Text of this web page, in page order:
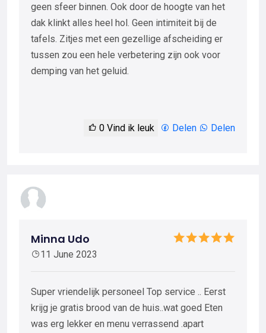
geen sfeer binnen. Ook door de hoogte van het
dak klinkt alles heel hol. Geen intimiteit bij de
tafels. Zitjes met een gezellige afscheiding er
tussen zou een hele verbetering zijn ook voor
demping van het geluid.
0 Vind ik leuk Delen Delen
Minna Udo
11 June 2023
Super vriendelijk personeel Top service .. Eerst
krijg je gratis brood van de huis..wat goed Eten
was erg lekker en menu verrassend .apart